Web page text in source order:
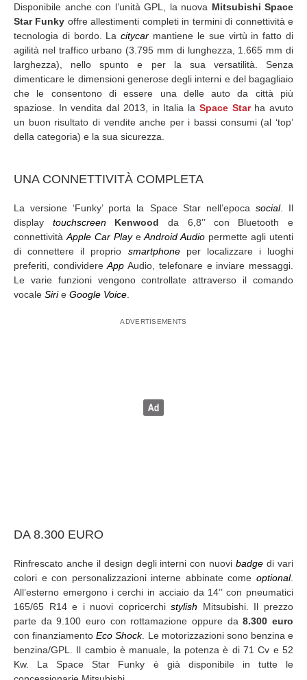
Disponibile anche con l’unità GPL, la nuova Mitsubishi Space
Star Funky offre allestimenti completi in termini di connettività e
tecnologia di bordo. Lacitycar mantiene le sue virtù in fatto di
agilità nel traffico urbano (3.795 mm di lunghezza, 1.665 mm di
larghezza), nello spunto e per la sua versatilità. Senza
dimenticare le dimensioni generose degli interni e del bagagliaio
che le consentono di essere una delle auto da città più
spaziose. In vendita dal 2013, in Italia la Space Starha avuto
un buon risultato di vendite anche per i bassi consumi (al ‘top’
della categoria) e la sua sicurezza.
UNA CONNETTIVITÀ COMPLETA
La versione ‘Funky’ porta la Space Star nell’epoca social. Il
display touchscreen Kenwood da 6,8’’ con Bluetooth e
connettività Apple Car PlayeAndroid Audio permette agli utenti
di connettere il proprio smartphoneper localizzare i luoghi
preferiti, condividereApp Audio, telefonare e inviare messaggi.
Le varie funzioni vengono controllate attraverso il comando
vocale Sirie Google Voice
DA 8.300 EURO
Rinfrescato anche il design degli interni con nuovibadge di vari
colori e con personalizzazioni interne abbinate come optional.
All’esterno emergono i cerchi in acciaio da 14’’ con pneumatici
165/65 R14 e i nuovi copricerchistylish Mitsubishi. Il prezzo
parte da 9.100 euro con rottamazione oppure da 8.300 euro
con finanziamentoEco Shock. Le motorizzazioni sono benzina e
benzina/GPL. Il cambio è manuale, la potenza è di 71 Cv e 52
Kw. La Space Star Funky è già disponibile in tutte le